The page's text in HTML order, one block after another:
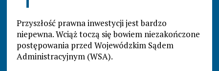
Przyszłość prawna inwestycji jest bardzo
niepewna. Wciąż toczą się bowiem niezakończone
postępowania przed Wojewódzkim Sądem
Administracyjnym (WSA).